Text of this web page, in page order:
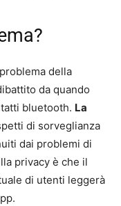
della
da quando
bluetooth. La
di sorveglianza
dai problemi di
privacy è che il
di utenti leggerà